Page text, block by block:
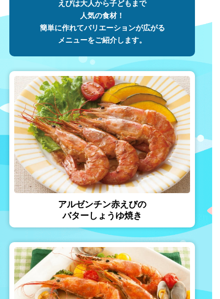
えびは大人から子どもまで
人気の食材！
簡単に作れてバリエーションが広がる
メニューをご紹介します。
アルゼンチン赤えびの
バターしょうゆ焼き